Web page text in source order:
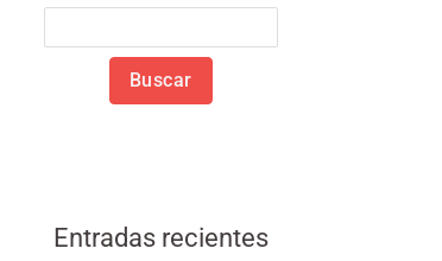
Buscar
Entradas recientes